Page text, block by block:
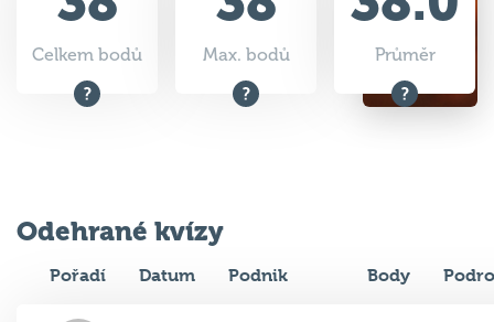
Celkem bodů Max. bodů Průměr
Odehrané kvízy
Pořadí Datum Podnik Body